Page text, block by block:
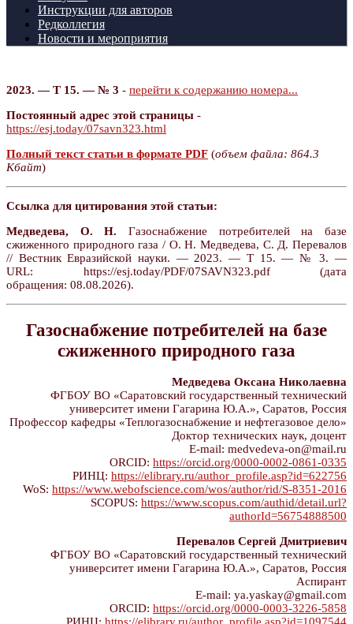
Инструкции для авторов
Редколлегия
Новости и мероприятия
2023. — Т 15. — № 3 - перейти к содержанию номера...
Постоянный адрес этой страницы -
https://esj.today/07savn323.html
Полный текст статьи в формате PDF (объем файла: 864.3
Кбайт)
Ссылка для цитирования этой статьи:
Медведева, О. Н. Газоснабжение потребителей на базе
сжиженного природного газа / О. Н. Медведева, С. Д. Перевалов
// Вестник Евразийской науки. — 2023. — Т 15. — № 3. —
URL: https://esj.today/PDF/07SAVN323.pdf (дата
обращения: 08.08.2026).
Газоснабжение потребителей на базе
сжиженного природного газа
Медведева Оксана Николаевна
ФГБОУ ВО «Саратовский государственный технический
университет имени Гагарина Ю.А.», Саратов, Россия
Профессор кафедры «Теплогазоснабжение и нефтегазовое дело»
Доктор технических наук, доцент
E-mail: medvedeva-on@mail.ru
ORCID: https://orcid.org/0000-0002-0861-0335
РИНЦ: https://elibrary.ru/author_profile.asp?id=622756
WoS: https://www.webofscience.com/wos/author/rid/S-8351-2016
SCOPUS: https://www.scopus.com/authid/detail.url?
authorId=56754888500
Перевалов Сергей Дмитриевич
ФГБОУ ВО «Саратовский государственный технический
университет имени Гагарина Ю.А.», Саратов, Россия
Aспирант
E-mail: ya.yaskay@gmail.com
ORCID: https://orcid.org/0000-0003-3226-5858